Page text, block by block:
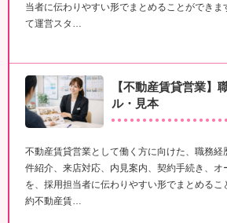
当者に伝わりやすい形でまとめることができま
て運営スタ…
【不動産賃貸営業】
ル・見本
不動産賃貸営業として働く方に向けた、職務経
件紹介、来店対応、内見案内、契約手続き、オ
を、採用担当者に伝わりやすい形でまとめる
約不動産賃…